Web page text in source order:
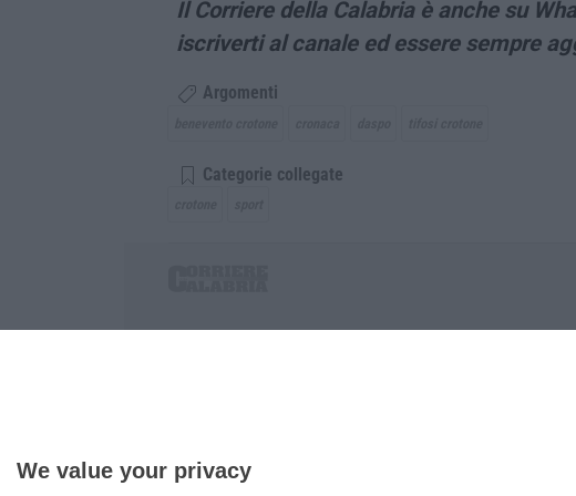
We value your privacy
Il Corriere della Calabria è anche su
iscriverti al canale ed essere sempre
Argomenti
Categorie collegate
P.IVA. 03199620794, Via del mare 6/G, S.Eufemia, Lamezia
Iscrizione tribunale di Lamezia Terme 5/2011 - Direttore